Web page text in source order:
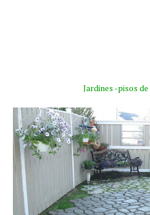
Jardines -pisos